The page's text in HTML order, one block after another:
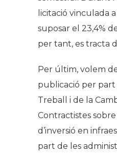
licitació vinculada
suposar el 23,4%
per tant, es tracta
Per últim, volem
publicació per part
Treball i de la
Contractistes
d’inversió en
part de les